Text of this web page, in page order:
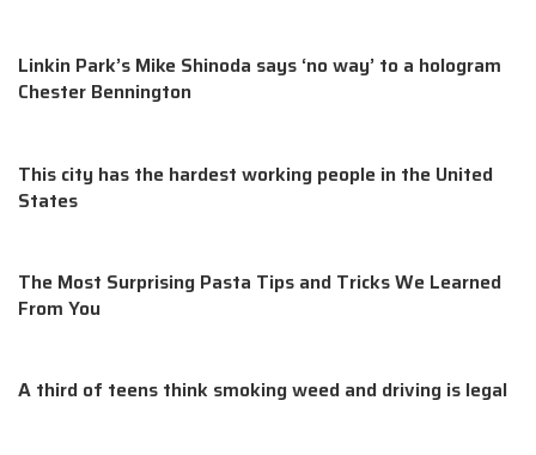
Linkin Park’s Mike Shinoda says ‘no way’ to a hologram
Chester Bennington
This city has the hardest working people in the United
States
The Most Surprising Pasta Tips and Tricks We Learned
From You
A third of teens think smoking weed and driving is legal